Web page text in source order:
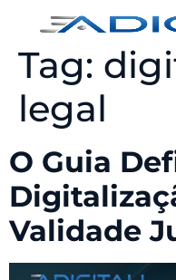
Tag:
legal
O Guia
Validade